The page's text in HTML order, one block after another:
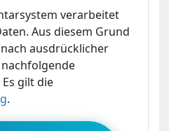
verarbeitet
Aus diesem Grund
ausdrücklicher
gilt die
.